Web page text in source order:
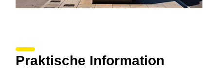
Praktische Information